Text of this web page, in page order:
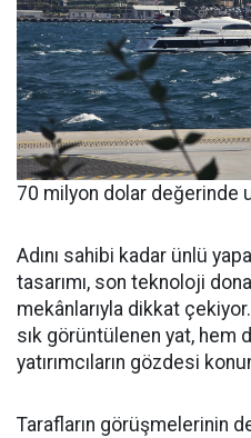
70 milyon dolar değerinde
Adını sahibi kadar ünlü
tasarımı, son teknoloji
mekânlarıyla dikkat
sık görüntülenen yat, hem
yatırımcıların gözdesi
Tarafların görüşmelerinin